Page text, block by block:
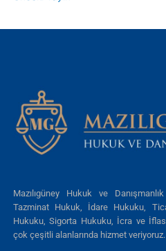
Mazılıgüney Hukuk ve
Tazminat Hukuk, İdare Hukuku,
Hukuku, Sigorta Hukuku, İcra ve
çok çeşitli alanlarında hizmet veriyoruz.